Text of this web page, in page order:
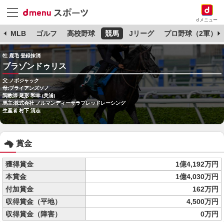
dメニュー
MLB ゴルフ 高校野球 競馬 Jリーグ プロ野球（2軍）
牡 鹿毛 登録抹消
ブラゾンドゥリス
父:ノボジャック
母:ブライアンズソノ
調教師:尾形 和幸 (美浦)
馬主:株式会社 ノルマンディーサラブレッドレーシング
生産者:村下 清志
賞金
獲得賞金
1億4,192万円
本賞金
1億4,030万円
付加賞金
162万円
収得賞金（平地）
4,500万円
収得賞金（障害）
0万円